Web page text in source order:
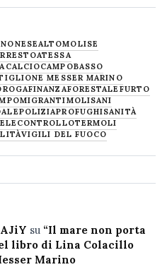
ALTOMOLISE
ATESSA
CALCIOCAMPOBASSO
MESSER MARINO
FINANZAFORESTALE FURTO
MIGRANTIMOLISANI
POLIZIAPROFUGHISANITÀ
TERMOLI
VIGILI DEL FUOCO
su “Il mare non porta
libro di Lina Colacillo
Marino